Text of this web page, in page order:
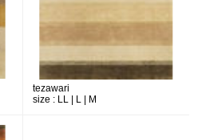
tezawari
size : LL | L | M